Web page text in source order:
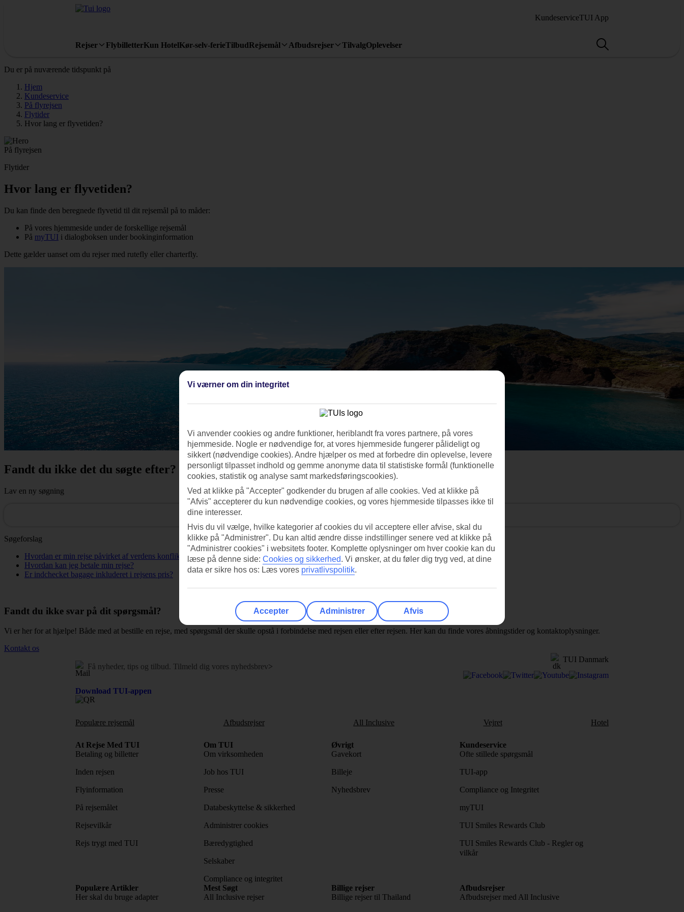
KundeserviceTUI App
Rejser FlybilletterKun HotelKør-selv-ferieTilbudRejsemål Afbudsrejser TilvalgOplevelser
Du er på nuværende tidspunkt på
Hjem
Kundeservice
På flyrejsen
Flytider
Hvor lang er flyvetiden?
På flyrejsen
Flytider
Hvor lang er flyvetiden?
Du kan finde den beregnede flyvetid til dit rejsemål på to måder:
På vores hjemmeside under de forskellige rejsemål
På myTUI i dialogboksen under bookinginformation
Dette gælder uanset om du rejser med rutefly eller charterfly.
Fandt du ikke det du søgte efter?
Lav en ny søgning
Søgeforslag
Hvordan er min rejse påvirket af verdens konflikter?
Hvordan kan jeg betale min rejse?
Er indchecket bagage inkluderet i rejsens pris?
Fandt du ikke svar på dit spørgsmål?
Vi er her for at hjælpe! Både med at bestille en rejse, med spørgsmål der skulle opstå i forbindelse med rejsen eller efter rejsen. Her kan du finde vores åbningstider og kontaktoplysninger.
Kontakt os
Få nyheder, tips og tilbud. Tilmeld dig vores nyhedsbrev>
TUI Danmark
Download TUI-appen
Populære rejsemål Afbudsrejser All Inclusive Vejret Hotel
At Rejse Med TUI
Betaling og billetter
Inden rejsen
Flyinformation
På rejsemålet
Rejsevilkår
Rejs trygt med TUI
Om TUI
Om virksomheden
Job hos TUI
Presse
Databeskyttelse & sikkerhed
Administrer cookies
Bæredygtighed
Selskaber
Compliance og integritet
Øvrigt
Gavekort
Billeje
Nyhedsbrev
Kundeservice
Ofte stillede spørgsmål
TUI-app
Compliance og Integritet
myTUI
TUI Smiles Rewards Club
TUI Smiles Rewards Club - Regler og
vilkår
Populære Artikler
Her skal du bruge adapter
Mest Søgt
All Inclusive rejser
Billige rejser
Billige rejser til Thailand
Afbudsrejser
Afbudsrejser med All Inclusive
Vi værner om din integritet
Vi anvender cookies og andre funktioner, heriblandt fra vores partnere, på vores
hjemmeside. Nogle er nødvendige for, at vores hjemmeside fungerer pålideligt og
sikkert (nødvendige cookies). Andre hjælper os med at forbedre din oplevelse, levere
personligt tilpasset indhold og gemme anonyme data til statistiske formål (funktionelle
cookies, statistik og analyse samt markedsføringscookies).
Ved at klikke på "Accepter" godkender du brugen af alle cookies. Ved at klikke på
"Afvis" accepterer du kun nødvendige cookies, og vores hjemmeside tilpasses ikke til
dine interesser.
Hvis du vil vælge, hvilke kategorier af cookies du vil acceptere eller afvise, skal du
klikke på "Administrer". Du kan altid ændre disse indstillinger senere ved at klikke på
"Administrer cookies" i websitets footer. Komplette oplysninger om hver cookie kan du
læse på denne side: Cookies og sikkerhed. Vi ønsker, at du føler dig tryg ved, at dine
data er sikre hos os: Læs vores privatlivspolitik.
Accepter Administrer Afvis